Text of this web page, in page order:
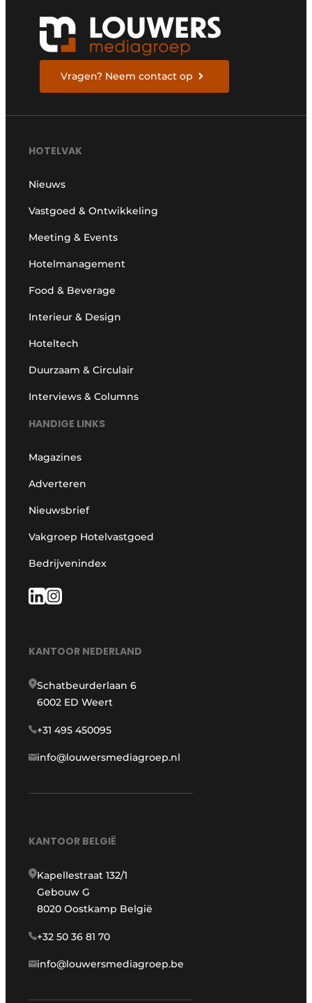
Vragen? Neem contact op
HOTELVAK
Nieuws
Vastgoed & Ontwikkeling
Meeting & Events
Hotelmanagement
Food & Beverage
Interieur & Design
Hoteltech
Duurzaam & Circulair
Interviews & Columns
HANDIGE LINKS
Magazines
Adverteren
Nieuwsbrief
Vakgroep Hotelvastgoed
Bedrijvenindex
KANTOOR NEDERLAND
Schatbeurderlaan 6
6002 ED Weert
+31 495 450095
info@louwersmediagroep.nl
KANTOOR BELGIË
Kapellestraat 132/1
Gebouw G
8020 Oostkamp België
+32 50 36 81 70
info@louwersmediagroep.be